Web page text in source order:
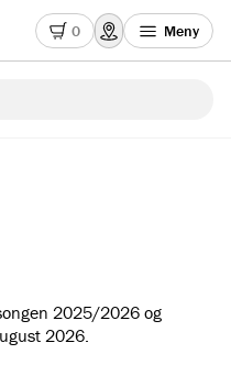
0 Meny
2025/2026 og
2026.